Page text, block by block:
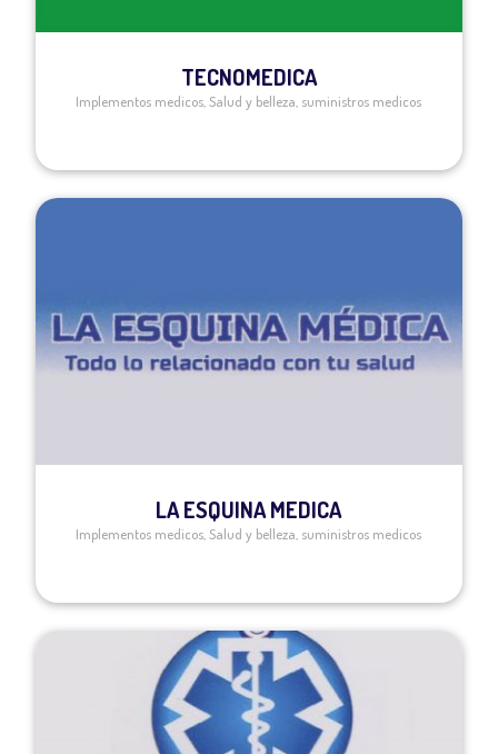
TECNOMEDICA
Implementos medicos ,Salud y belleza suministros medicos
LA ESQUINA MEDICA
Implementos medicos ,Salud y belleza suministros medicos